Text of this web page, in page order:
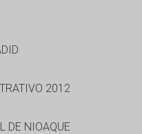
2012
DE NIOAQUE